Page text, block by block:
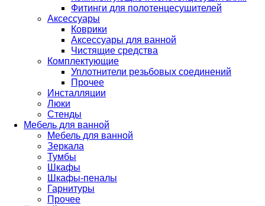
Фитинги для полотенцесушителей
Аксессуары
Коврики
Аксессуары для ванной
Чистящие средства
Комплектующие
Уплотнители резьбовых соединений
Прочее
Инсталляции
Люки
Стенды
Мебель для ванной
Мебель для ванной
Зеркала
Тумбы
Шкафы
Шкафы-пеналы
Гарнитуры
Прочее